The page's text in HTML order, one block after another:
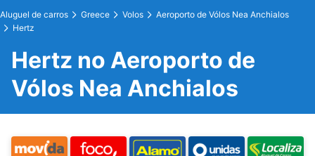
Aluguel de carros Greece Volos
Aeroporto de Vólos Nea Anchialos
Hertz
Hertz no Aeroporto de
Vólos Nea Anchialos